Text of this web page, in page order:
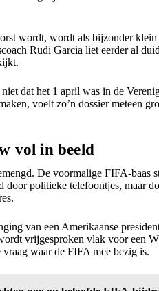
wordt, wordt als bijzonder klein
Rudi Garcia liet eerder al
dat het 1 april was in de
voelt zo’n dossier meteen
vol in beeld
De voormalige FIFA-baas
door politieke telefoontjes, maar
van een Amerikaanse
vrijgesproken vlak voor een
waar de FIFA mee bezig is.